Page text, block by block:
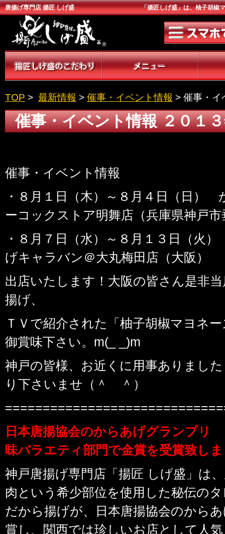
唐揚げ専門店 揚匠 しげ盛 「揚匠しげ盛」は、柚子胡椒
TOP > 最新情報 > 催事・イベント情報 > 催事・イ
催事・イベント情報 ２０１
催事・イベント情報
・８月１日（木）～８月４日（日）
ーコックストア明舞店（兵庫県神戸市
・８月７日（水）～８月１３日（火
げキャラバン＠大丸梅田店（大阪）
出店いたします！大阪の皆さん是非
揚げ、
ＴＶで紹介された「柚子胡椒マヨネ
御賞味下さい。m(_ _)m
神戸の皆様、お近くに用事ありまし
り下さいませ（＾ ＾）
日本唐揚協会のからあげグランプリ
味バラエティ部門で金賞を受賞致し
神戸唐揚げ専門店「揚匠 しげ盛」は
肉という希少部位を使用した秘伝の
だから揚げが、日本唐揚協会のから
賞し、関西では珍しいお店として人